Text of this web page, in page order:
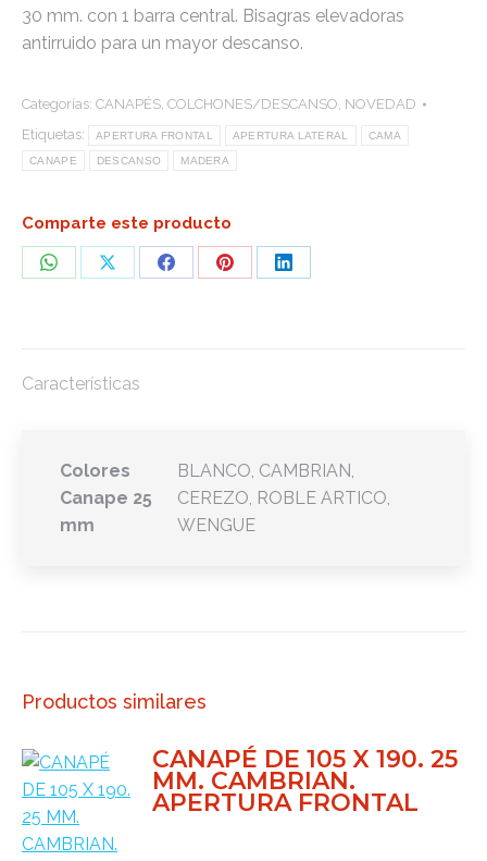
30 mm. con 1 barra central. Bisagras elevadoras
antirruido para un mayor descanso.
Categorías: CANAPÉS, COLCHONES/DESCANSO, NOVEDAD
Etiquetas:
APERTURA FRONTAL APERTURA LATERAL CAMA
CANAPE DESCANSO MADERA
Comparte este producto
Share
Share
Share
Share
Share
Características
Colores
Canape 25
mm
BLANCO, CAMBRIAN,
CEREZO, ROBLE ARTICO,
WENGUE
Productos similares
CANAPÉ DE 105 X 190. 25
MM. CAMBRIAN.
APERTURA FRONTAL